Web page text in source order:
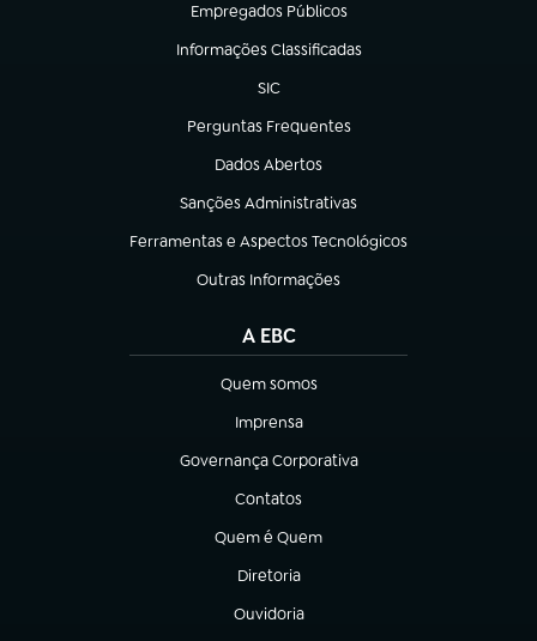
Empregados Públicos
(abre em nova aba)
Informações Classificadas
(abre em nova aba)
SIC
(abre em nova aba)
Perguntas Frequentes
(abre em nova aba)
Dados Abertos
(abre em nova aba)
Sanções Administrativas
(abre em nova aba)
Ferramentas e Aspectos Tecnológicos
(abre em nova aba)
Outras Informações
(abre em nova aba)
A EBC
Quem somos
(abre em nova aba)
Imprensa
(abre em nova aba)
Governança Corporativa
(abre em nova aba)
Contatos
(abre em nova aba)
Quem é Quem
(abre em nova aba)
Diretoria
(abre em nova aba)
Ouvidoria
(abre em nova aba)